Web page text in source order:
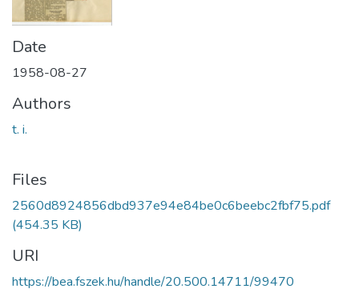
Date
1958-08-27
Authors
t. i.
Files
2560d8924856dbd937e94e84be0c6beebc2fbf75.pdf
(454.35 KB)
URI
https://bea.fszek.hu/handle/20.500.14711/99470